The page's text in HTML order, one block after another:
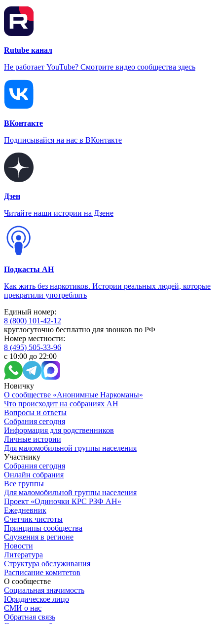
Rutube канал
Не работает YouTube? Смотрите видео сообщества здесь
ВКонтакте
Подписывайся на нас в ВКонтакте
Дзен
Читайте наши истории на Дзене
Подкасты АН
Как жить без наркотиков. Истории реальных людей, которые
прекратили употреблять
Единый номер:
8 (800) 101-42-12
круглосуточно бесплатно для звонков по РФ
Номер местности:
8 (495) 505-33-96
с 10:00 до 22:00
Новичку
О сообществе «Анонимные Наркоманы»
Что происходит на собраниях АН
Вопросы и ответы
Собрания сегодня
Информация для родственников
Личные истории
Для маломобильной группы населения
Участнику
Собрания сегодня
Онлайн собрания
Все группы
Для маломобильной группы населения
Проект «Одиночки КРС РЗФ АН»
Ежедневник
Счетчик чистоты
Принципы сообщества
Служения в регионе
Новости
Литература
Структура обслуживания
Расписание комитетов
О сообществе
Социальная значимость
Юридическое лицо
СМИ о нас
Обратная связь